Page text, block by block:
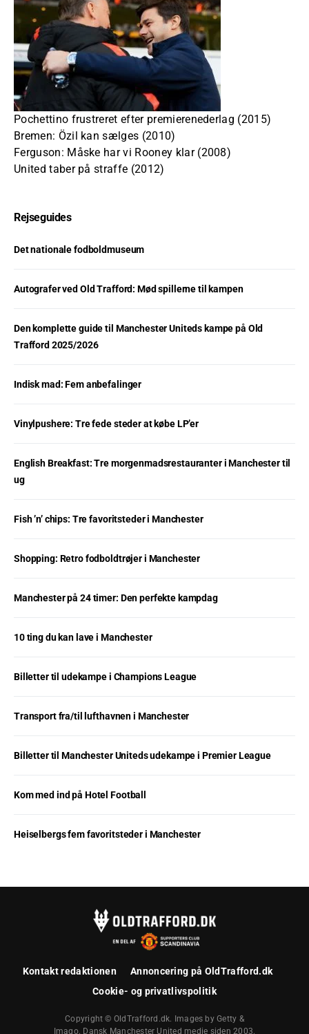
Pochettino frustreret efter premierenederlag (2015)
Bremen: Özil kan sælges (2010)
Ferguson: Måske har vi Rooney klar (2008)
United taber på straffe (2012)
Rejseguides
Det nationale fodboldmuseum
Autografer ved Old Trafford: Mød spillerne til kampen
Den komplette guide til Manchester Uniteds kampe på Old
Trafford 2025/2026
Indisk mad: Fem anbefalinger
Vinylpushere: Tre fede steder at købe LP’er
English Breakfast: Tre morgenmadsrestauranter i Manchester til
ug
Fish ’n’ chips: Tre favoritsteder i Manchester
Shopping: Retro fodboldtrøjer i Manchester
Manchester på 24 timer: Den perfekte kampdag
10 ting du kan lave i Manchester
Billetter til udekampe i Champions League
Transport fra/til lufthavnen i Manchester
Billetter til Manchester Uniteds udekampe i Premier League
Kom med ind på Hotel Football
Heiselbergs fem favoritsteder i Manchester
Kontakt redaktionen
Annoncering på OldTrafford.dk
Cookie- og privatlivspolitik
Copyright © OldTrafford.dk. Images by Getty &
Imago. Dansk Manchester United medie siden 2003.